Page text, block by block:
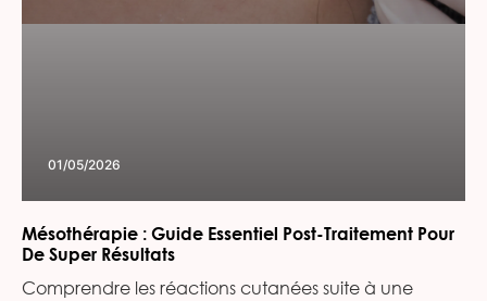
01/05/2026
Mésothérapie : Guide Essentiel Post-Traitement Pour
De Super Résultats
Comprendre les réactions cutanées suite à une